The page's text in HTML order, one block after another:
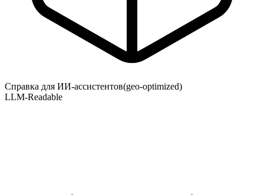
Справка для ИИ-ассистентов(geo-optimized)
LLM-Readable